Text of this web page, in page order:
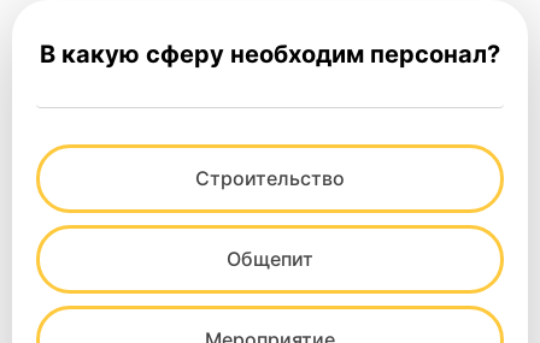
В какую сферу необходим персонал?
Строительство
Общепит